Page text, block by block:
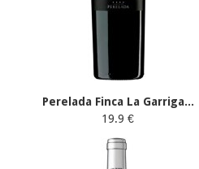
Perelada Finca La Garriga...
19.9 €